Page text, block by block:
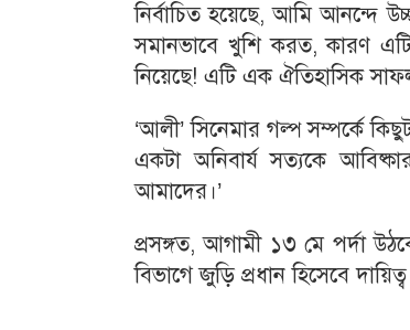
নির্বাচিত হয়েছে, আমি আনন্দে
সমানভাবে খুশি করত, কারণ এটি
নিয়েছে! এটি এক ঐতিহাসিক
‘আলী’ সিনেমার গল্প সম্পর্কে
একটা অনিবার্য সত্যকে
আমাদের।’
প্রসঙ্গত, আগামী ১৩ মে পর্দা
বিভাগে জুড়ি প্রধান হিসেবে